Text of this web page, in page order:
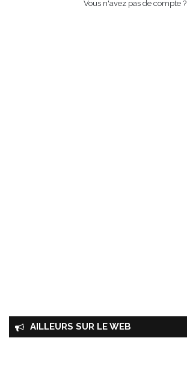
Vous n'avez pas de compte ?
AILLEURS SUR LE WEB